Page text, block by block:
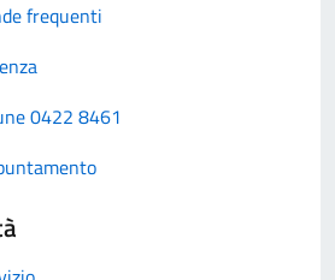
frequenti
0422 8461